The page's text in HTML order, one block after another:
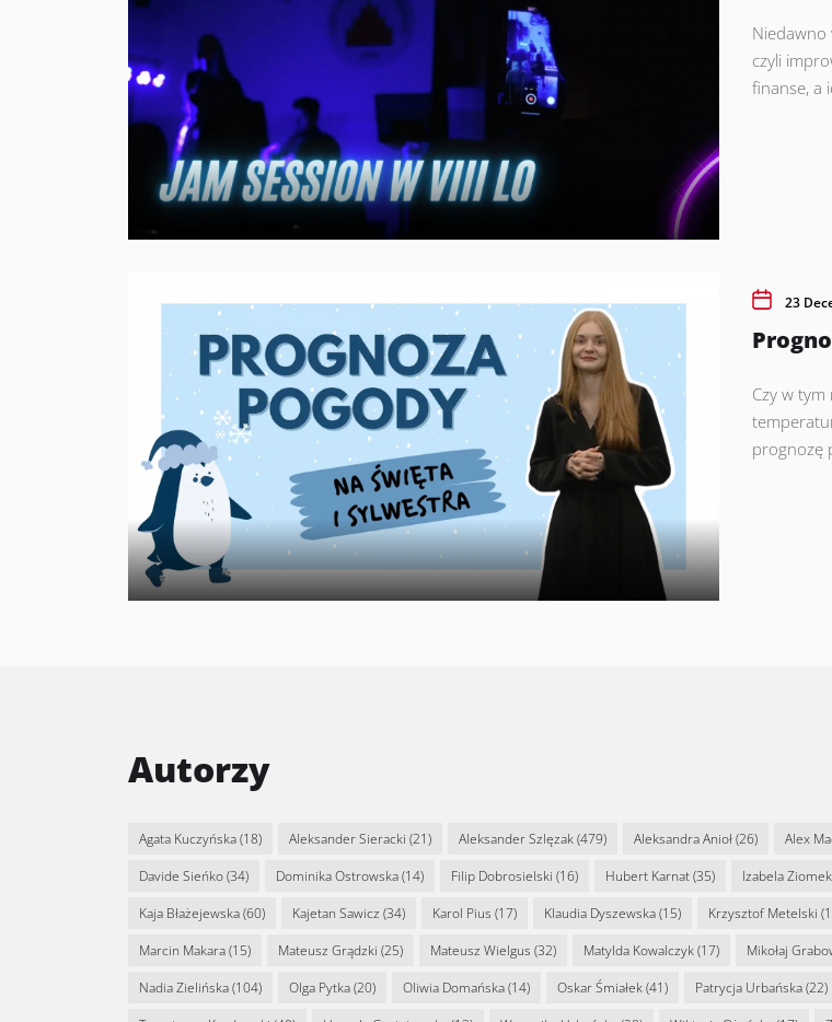
Niedawno
czyli
finanse, a
23
Czy w
prognozę
Autorzy
Agata Kuczyńska(18) Aleksander Sieracki (21) Aleksander Szlęzak(479) Aleksandra Anioł(26) Alex
Davide Sieńko(34) Dominika Ostrowska(14) Filip Dobrosielski (16) Hubert Karnat(35) Izabela Ziomek
Kaja Błażejewska(60) Kajetan Sawicz (34) Karol Pius (17) Klaudia Dyszewska(15) Krzysztof Metelski
Marcin Makara(15) Mateusz Grądzki (25) Mateusz Wielgus (32) Matylda Kowalczyk(17) Mikołaj
Nadia Zielińska(104) Olga Pytka(20) Oliwia Domańska(14) Oskar Śmiałek(41) Patrycja Urbańska(22)